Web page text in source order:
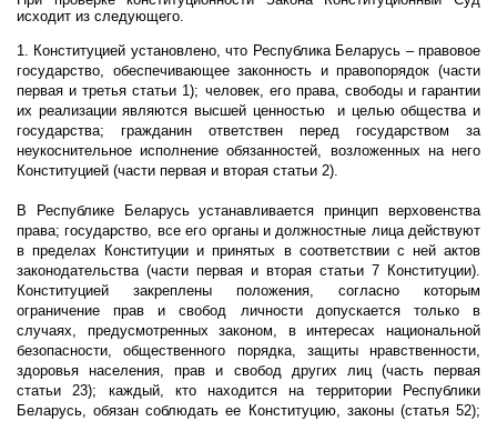
исходит из следующего.
1. Конституцией установлено, что Республика Беларусь – правовое
государство, обеспечивающее законность и правопорядок (части
первая и третья статьи 1); человек, его права, свободы и гарантии
их реализации являются высшей ценностью
и целью общества и
государства; гражданин ответствен перед государством за
неукоснительное исполнение обязанностей, возложенных на него
Конституцией (части первая и вторая статьи 2).
В Республике Беларусь устанавливается принцип верховенства
права; государство, все его органы и должностные лица действуют
в пределах Конституции и принятых в соответствии с ней актов
законодательства (части первая и вторая статьи 7 Конституции).
Конституцией закреплены положения, согласно которым
ограничение прав и свобод личности допускается только в
случаях, предусмотренных законом, в интересах национальной
безопасности, общественного порядка, защиты нравственности,
здоровья населения, прав и свобод других лиц (часть первая
статьи 23); каждый, кто находится на территории Республики
Беларусь, обязан соблюдать ее Конституцию, законы (статья 52);